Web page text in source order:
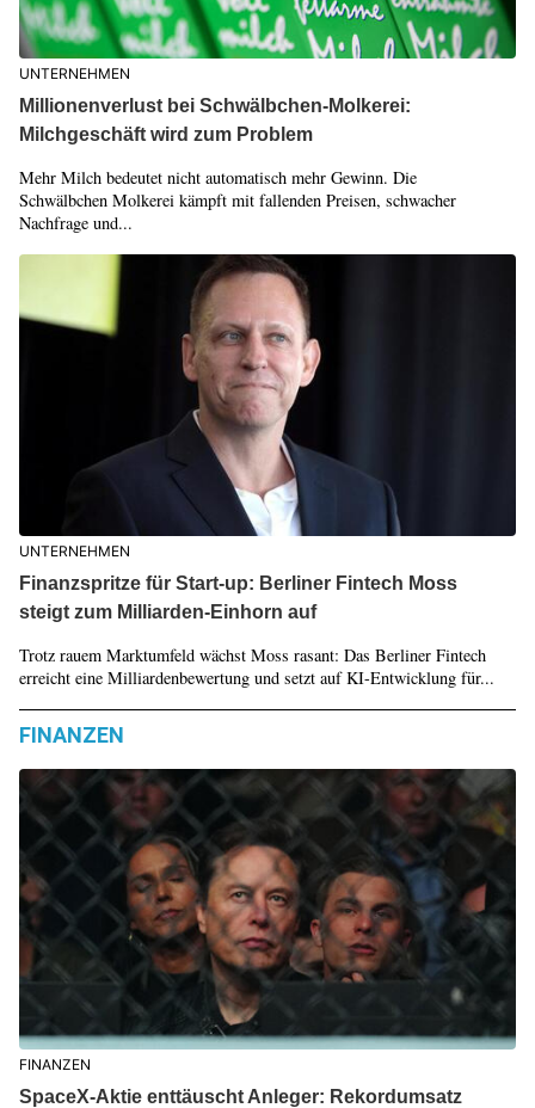
UNTERNEHMEN
Millionenverlust bei Schwälbchen-Molkerei:
Milchgeschäft wird zum Problem
Mehr Milch bedeutet nicht automatisch mehr Gewinn. Die
Schwälbchen Molkerei kämpft mit fallenden Preisen, schwacher
Nachfrage und...
UNTERNEHMEN
Finanzspritze für Start-up: Berliner Fintech Moss
steigt zum Milliarden-Einhorn auf
Trotz rauem Marktumfeld wächst Moss rasant: Das Berliner Fintech
erreicht eine Milliardenbewertung und setzt auf KI-Entwicklung für...
FINANZEN
FINANZEN
SpaceX-Aktie enttäuscht Anleger: Rekordumsatz